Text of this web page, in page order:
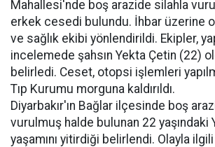
Mahallesi'nde boş arazide silahla
erkek cesedi bulundu. İhbar üzerine
ve sağlık ekibi yönlendirildi. Ekipler,
incelemede şahsın Yekta Çetin (22)
belirledi. Ceset, otopsi işlemleri
Tıp Kurumu morguna kaldırıldı.
Diyarbakır'ın Bağlar ilçesinde boş
vurulmuş halde bulunan 22 yaşındaki
yaşamını yitirdiği belirlendi. Olayla